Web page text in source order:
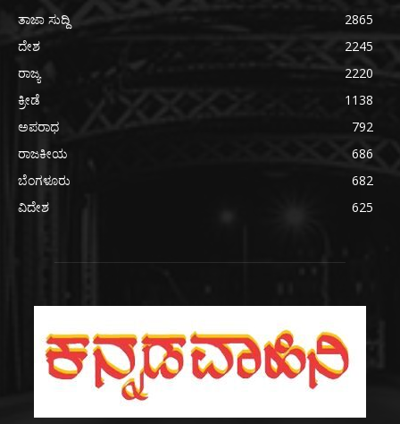
ತಾಜಾ ಸುದ್ದಿ
2865
ದೇಶ
2245
ರಾಜ್ಯ
2220
ಕ್ರೀಡೆ
1138
ಅಪರಾಧ
792
ರಾಜಕೀಯ
686
ಬೆಂಗಳೂರು
682
ವಿದೇಶ
625